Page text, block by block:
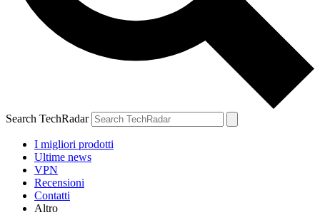
Search TechRadar
I migliori prodotti
Ultime news
VPN
Recensioni
Contatti
Altro